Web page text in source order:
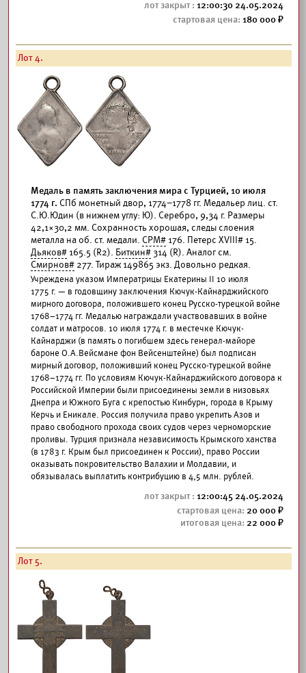
12:00:30 24.05.2024
180 000
Лот 4.
Медаль в память заключения мира с Турцией, 10 июля
1774 г. СПб монетный двор, 1774–1778 гг. Медальер лиц. ст.
С.Ю.Юдин (в нижнем углу: Ю). Серебро, 9,34 г. Размеры
42,1×30,2 мм. Сохранность хорошая, следы слоения
металла на об. ст. медали. СРМ# 176. Петерс XVIII# 15.
Дьяков# 165.5 (R2). Биткин#314 (R). Аналог см.
Смирнов# 277. Тираж 149865 экз. Довольно редкая.
Учреждена указом Императрицы Екатерины II 10 июля
1775 г. — в годовщину заключения Кючук-Кайнарджийского
мирного договора, положившего конец Русско-турецкой войне
1768–1774 гг. Медалью награждали участвовавших в войне
солдат и матросов. 10 июля 1774 г. в местечке Кючук-
Кайнарджи (в память о погибшем здесь генерал-майоре
бароне О.А.Вейсмане фон Вейсенштейне) был подписан
мирный договор, положивший конец Русско-турецкой войне
1768–1774 гг. По условиям Кючук-Кайнарджийского договора к
Российской Империи были присоединены земли в низовьях
Днепра и Южного Буга с крепостью Кинбурн, города в Крыму
Керчь и Еникале. Россия получила право укрепить Азов и
право свободного прохода своих судов через черноморские
проливы. Турция признала независимость Крымского ханства
(в 1783 г. Крым был присоединен к России), право России
оказывать покровительство Валахии и Молдавии, и
обязывалась выплатить контрибуцию в 4,5 млн. рублей.
12:00:45 24.05.2024
20 000
22 000
Лот 5.